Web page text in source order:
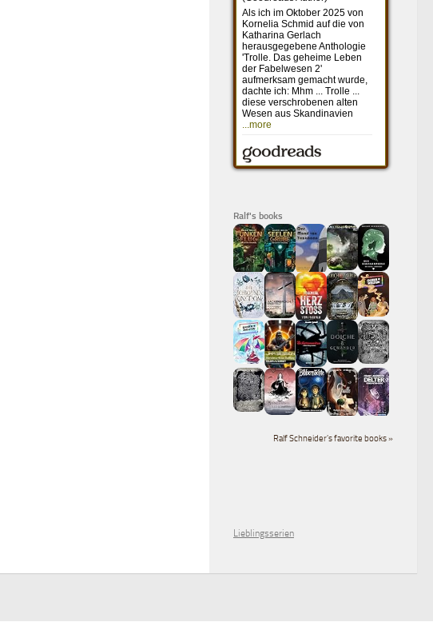
Ralf's books
Ralf Schneider's favorite books »
Lieblingsserien